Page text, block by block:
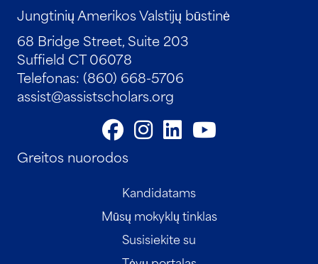
Jungtinių Amerikos Valstijų būstinė
68 Bridge Street, Suite 203
Suffield CT 06078
Telefonas: (860) 668-5706
assist@assistscholars.org
Greitos nuorodos
Kandidatams
Mūsų mokyklų tinklas
Susisiekite su